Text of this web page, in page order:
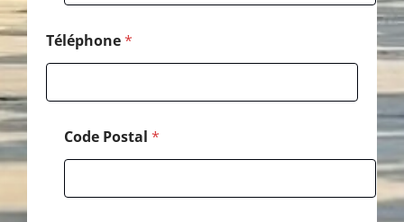
Téléphone*
Code Postal *